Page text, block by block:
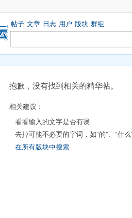
帖子 文章 日志 用户 版块 群组
抱歉，没有找到相关的精华帖。
相关建议：
看看输入的文字是否有误
去掉可能不必要的字词，如“的”、“什么
在所有版块中搜索